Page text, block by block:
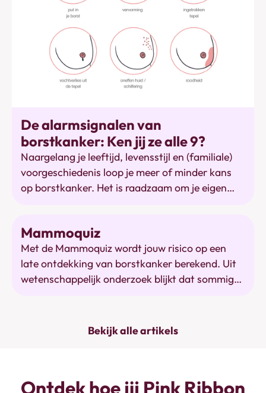
Bekijk alle artikels
De alarmsignalen van
borstkanker: Ken jij ze alle 9?
Naargelang je leeftijd, levensstijl en (familiale)
voorgeschiedenis loop je meer of minder kans
op borstkanker. Het is raadzaam om je eigen
veranderd is. Veranderingen aan je borsten
kunnen onschuldig zijn, maar kunnen je ook
waarschuwen voor borstkanker. Bespreek ze
daarom met je arts. Daar wacht je het best niet
minder ingrijpende behandeling en op genezing.
Mammoquiz
Met de Mammoquiz wordt jouw risico op een
late ontdekking van borstkanker berekend. Uit
wetenschappelijk onderzoek blijkt dat sommige
Ontdek hoe jij Pink Ribbon